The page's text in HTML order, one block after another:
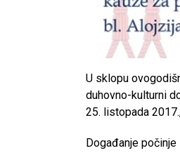
U sklopu
duhovno-kulturni
25. listopada
Događanje